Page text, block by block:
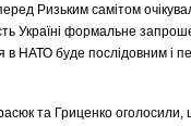
Ризьким самітом
Україні формальне
в НАТО буде послідовним і
та Гриценко